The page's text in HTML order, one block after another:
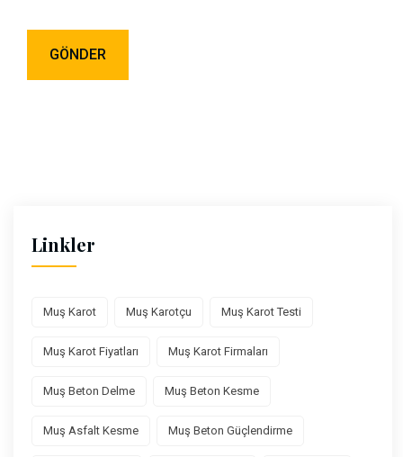
Linkler
Muş Karot Muş Karotçu Muş Karot Testi
Muş Karot Fiyatları Muş Karot Firmaları
Muş Beton Delme Muş Beton Kesme
Muş Asfalt Kesme Muş Beton Güçlendirme